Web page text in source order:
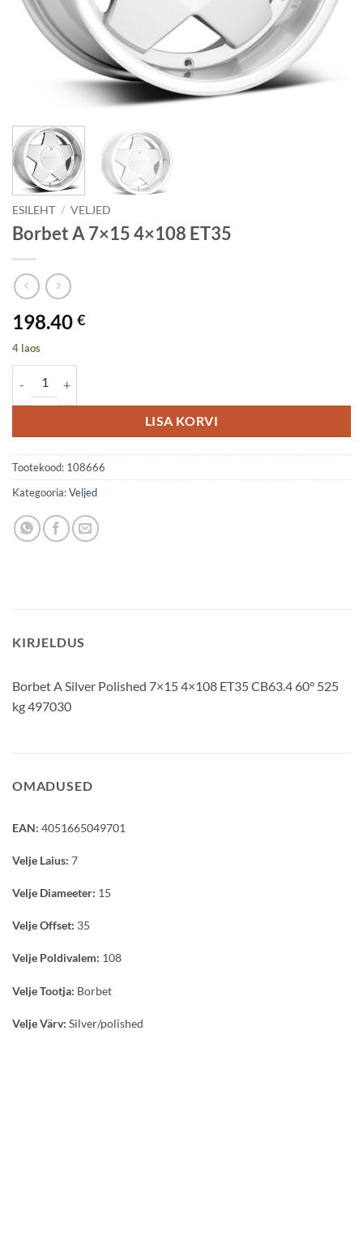
ESILEHT / VELJED
Borbet A 7×15 4×108 ET35
198.40 €
4 laos
LISA KORVI
Tootekood: 108666
Kategooria:Veljed
KIRJELDUS
Borbet A Silver Polished 7×15 4×108 ET35 CB63.4 60° 525
kg 497030
OMADUSED
EAN: 4051665049701
Velje Laius: 7
Velje Diameeter: 15
Velje Offset: 35
Velje Poldivalem: 108
Velje Tootja: Borbet
Velje Värv: Silver/polished